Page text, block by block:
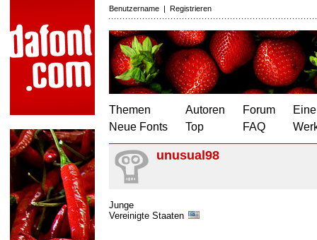
Benutzername | Registrieren
Themen
Neue Fonts
Autoren
Top
Forum
FAQ
unusual98
Junge
Vereinigte Staaten